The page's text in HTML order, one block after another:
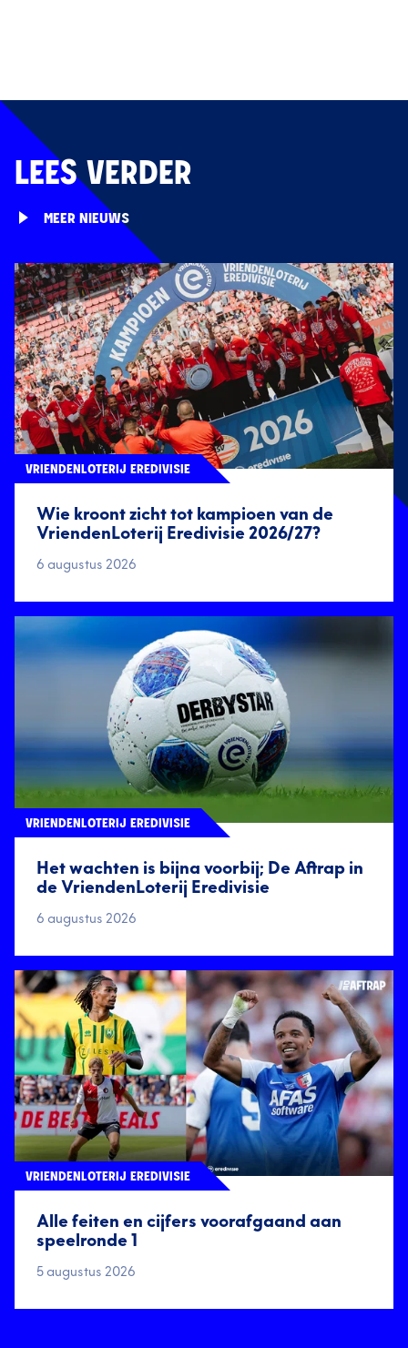
LEES VERDER
MEER NIEUWS
Wie kroont zicht tot kampioen van de
VriendenLoterij Eredivisie 2026/27?
VRIENDENLOTERIJ EREDIVISIE
6 augustus 2026
Het wachten is bijna voorbij; De Aftrap in
de VriendenLoterij Eredivisie
VRIENDENLOTERIJ EREDIVISIE
6 augustus 2026
Alle feiten en cijfers voorafgaand aan
speelronde 1
VRIENDENLOTERIJ EREDIVISIE
5 augustus 2026